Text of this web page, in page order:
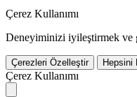
Çerez Kullanımı
Deneyiminizi iyileştirmek ve
Çerezleri Özelleştir Hepsini
Çerez Kullanımı